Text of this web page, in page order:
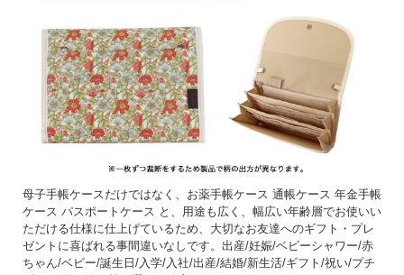
母子手帳ケースだけではなく、お薬手帳ケース 通帳ケース 年金手帳
ケース パスポートケース と、用途も広く、幅広い年齢層でお使いい
ただける仕様に仕上げているため、大切なお友達へのギフト・プレ
ゼントに喜ばれる事間違いなしです。出産/妊娠/ベビーシャワー/赤
ちゃん/ベビー/誕生日/入学/入社/出産/結婚/新生活/ギフト/祝い/プチ